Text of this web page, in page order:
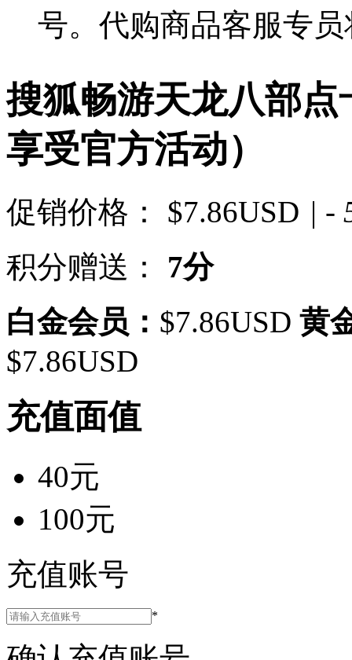
号。代购商品客服专
搜狐畅游天龙八部点
享受官方活动）
促销价格： $7.86USD | -
积分赠送：
7分
白金会员： $7.86USD 黄
$7.86USD
充值面值
40元
100元
充值账号
*